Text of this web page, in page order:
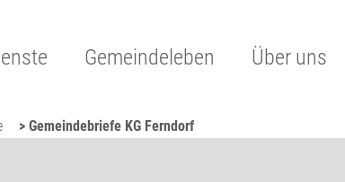
Gemeindeleben Über uns
> Gemeindebriefe KG Ferndorf